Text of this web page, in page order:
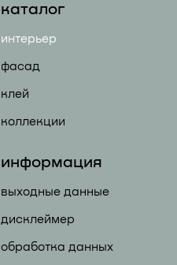
каталог
интерьер
фасад
клей
коллекции
информация
выходные данные
дисклеймер
обработка данных